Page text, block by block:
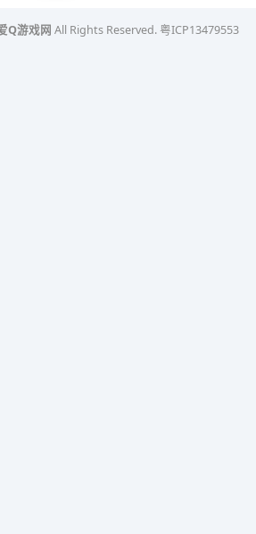
Q游戏网 All Rights Reserved. 粤ICP13479553